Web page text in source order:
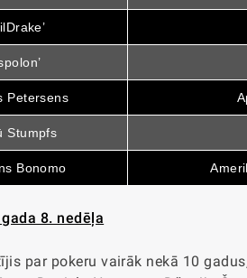
Petersens
Stumpfs
Bonomo
8. nedēļa
par pokeru vairāk nekā 10